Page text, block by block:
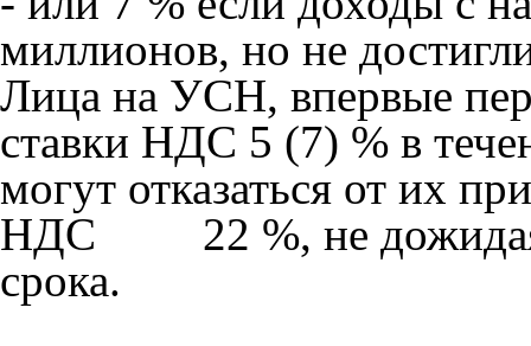
миллионов, но не
Лица на УСН, впервые
ставки НДС 5 (7) % в
могут отказаться от их
НДС 22 %, не
срока.